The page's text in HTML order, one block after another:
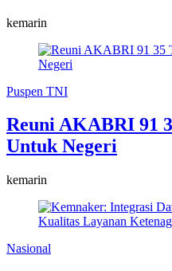
kemarin
Puspen TNI
Reuni AKABRI 91
Untuk Negeri
kemarin
Nasional